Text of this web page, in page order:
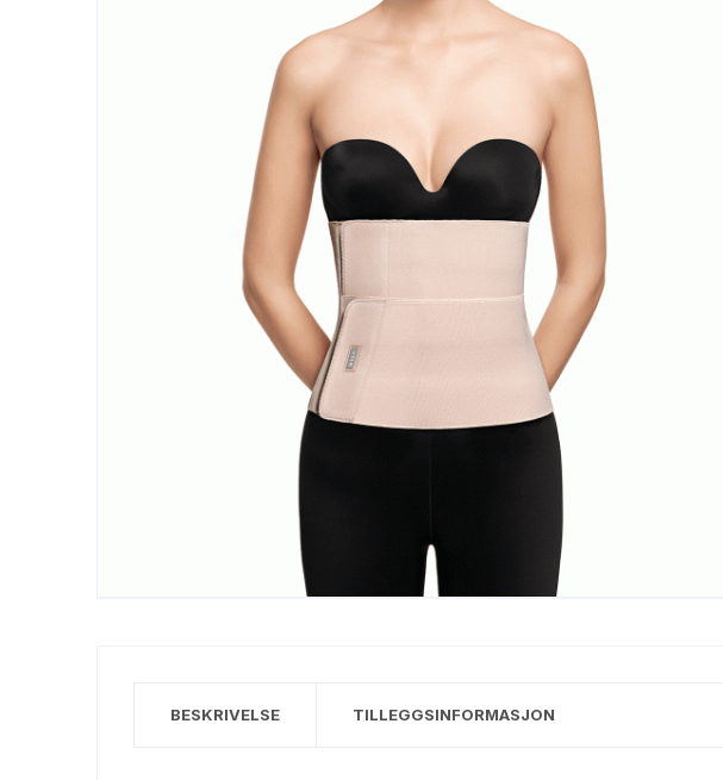
BESKRIVELSE TILLEGGSINFORMASJON